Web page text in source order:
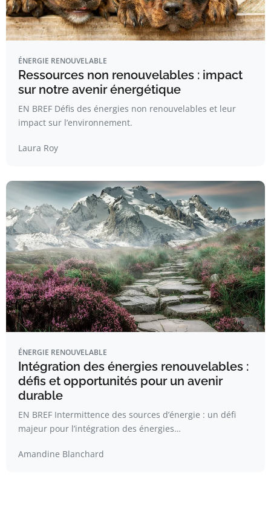
ÉNERGIE RENOUVELABLE
Ressources non renouvelables : impact
sur notre avenir énergétique
EN BREF Défis des énergies non renouvelables et leur
impact sur l’environnement.
Laura Roy
ÉNERGIE RENOUVELABLE
Intégration des énergies renouvelables :
défis et opportunités pour un avenir
durable
EN BREF Intermittence des sources d’énergie : un défi
majeur pour l’intégration des énergies…
Amandine Blanchard